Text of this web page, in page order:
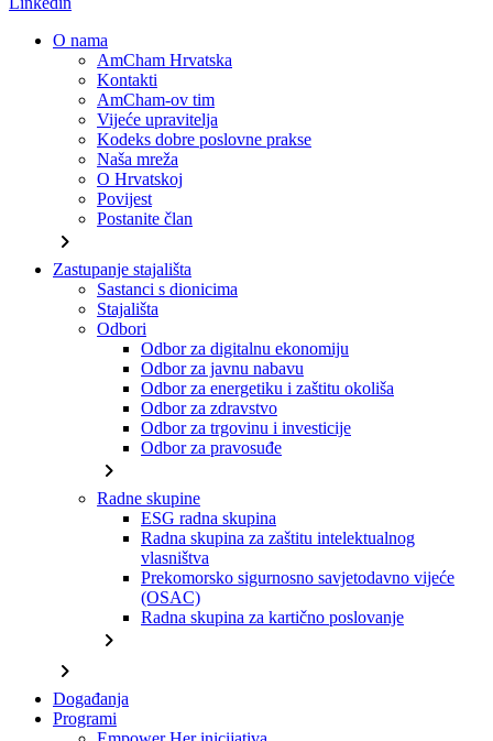
O nama
AmCham Hrvatska
Kontakti
AmCham-ov tim
Vijeće upravitelja
Kodeks dobre poslovne prakse
Naša mreža
O Hrvatskoj
Povijest
Postanite član
chevron_right
Zastupanje stajališta
Sastanci s dionicima
Stajališta
Odbori
Odbor za digitalnu ekonomiju
Odbor za javnu nabavu
Odbor za energetiku i zaštitu okoliša
Odbor za zdravstvo
Odbor za trgovinu i investicije
Odbor za pravosuđe
chevron_right
Radne skupine
ESG radna skupina
Radna skupina za zaštitu intelektualnog
vlasništva
Prekomorsko sigurnosno savjetodavno vijeće
(OSAC)
Radna skupina za kartično poslovanje
chevron_right
chevron_right
Događanja
Programi